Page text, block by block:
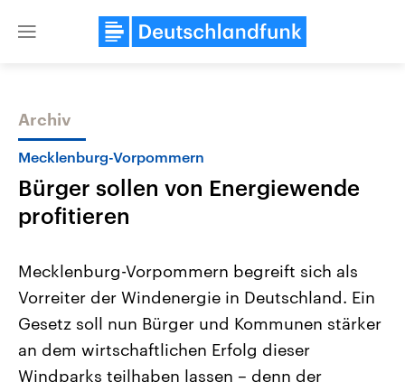
Close
Themen
Landtagswahl Sachsen-Anhalt
2026
Alle Informationen
Sachsen-Anhalt wählt am 6.
September 2026 einen neuen
USA
Aktuelle Beiträge,
Hintergründe
Wirtschaftlich und
gehören die Vereinigten
Archiv
Mecklenburg-Vorpommern
Bürger sollen von Energiewende
profitieren
Mecklenburg-Vorpommern begreift sich als
Vorreiter der Windenergie in Deutschland. Ein
Gesetz soll nun Bürger und Kommunen stärker
an dem wirtschaftlichen Erfolg dieser
Windparks teilhaben lassen – denn der